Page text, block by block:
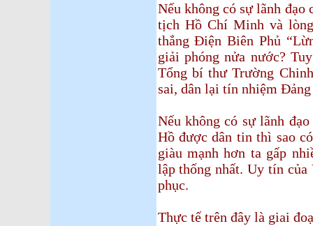
Nếu không có sự lãnh đạo
tịch Hồ Chí Minh và
thắng Điện Biên Phủ
giải phóng nửa nước?
Tổng bí thư Trường
sai, dân lại tín nhiệm
Nếu không có sự lãnh
Hồ được dân tin thì sao
giàu mạnh hơn ta gấp
lập thống nhất. Uy tín
phục.
Thực tế trên đây là giai